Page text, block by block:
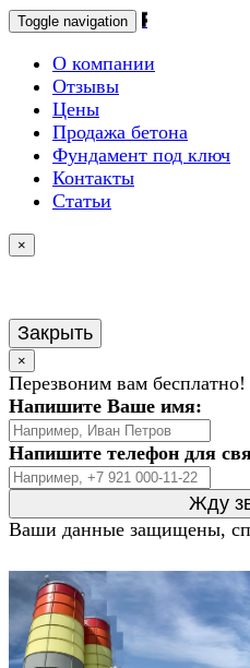
Toggle navigation
О компании
Отзывы
Цены
Продажа бетона
Фундамент под ключ
Контакты
Статьи
×
Закрыть
×
Перезвоним вам бесплатно!
Напишите Ваше имя:
Напишите телефон для
Ваши данные защищены,